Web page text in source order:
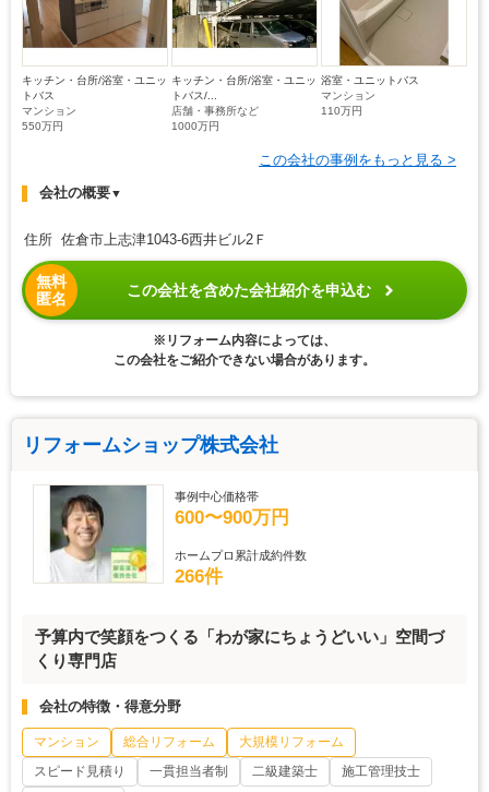
キッチン・台所/浴室・ユニッ
トバス
マンション
550万円
キッチン・台所/浴室・ユニッ
トバス/...
店舗・事務所など
1000万円
浴室・ユニットバス
マンション
110万円
この会社の事例をもっと見る >
会社の概要▼
住所 佐倉市上志津1043-6西井ビル2Ｆ
無料
匿名
この会社を含めた会社紹介を申込む
※リフォーム内容によっては、
この会社をご紹介できない場合があります。
リフォームショップ株式会社
事例中心価格帯
600〜900万円
ホームプロ累計成約件数
266件
予算内で笑顔をつくる「わが家にちょうどいい」空間づ
くり専門店
会社の特徴・得意分野
マンション 総合リフォーム
大規模リフォーム
スピード見積り
一貫担当者制 二級建築士
施工管理技士